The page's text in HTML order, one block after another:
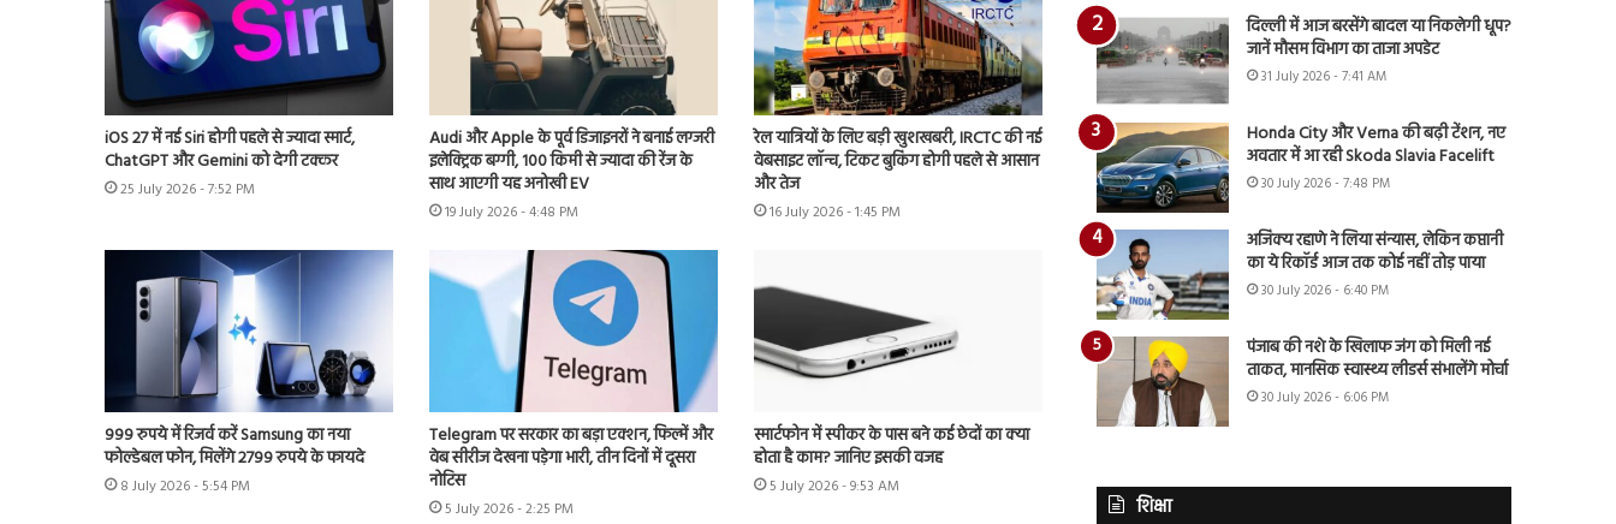
iOS 27 में नई Siri होगी पहले से ज्यादा स्मार्ट,
ChatGPT और Gemini को देगी टक्कर
25 July 2026 - 7:52 PM
Audi और Apple के पूर्व डिजाइनरों ने बनाई लग्जरी
इलेक्ट्रिक बग्गी, 100 किमी से ज्यादा की रेंज के
साथ आएगी यह अनोखी EV
19 July 2026 - 4:48 PM
रेल यात्रियों के लिए बड़ी खुशखबरी, IRCTC की नई
वेबसाइट लॉन्च, टिकट बुकिंग होगी पहले से आसान
और तेज
16 July 2026 - 1:45 PM
999 रुपये में रिजर्व करें Samsung का नया
फोल्डेबल फोन, मिलेंगे 2799 रुपये के फायदे
8 July 2026 - 5:54 PM
Telegram पर सरकार का बड़ा एक्शन, फिल्में और
वेब सीरीज देखना पड़ेगा भारी, तीन दिनों में दूसरा
नोटिस
5 July 2026 - 2:25 PM
स्मार्टफोन में स्पीकर के पास बने कई छेदों का क्या
होता है काम? जानिए इसकी वजह
5 July 2026 - 9:53 AM
दिल्ली में आज बरसेंगे बादल या निकलेगी धूप?
जानें मौसम विभाग का ताजा अपडेट
31 July 2026 - 7:41 AM
Honda City और Verna की बढ़ी टेंशन, नए
अवतार में आ रही Skoda Slavia Facelift
30 July 2026 - 7:48 PM
अजिंक्य रहाणे ने लिया संन्यास, लेकिन कप्तानी
का ये रिकॉर्ड आज तक कोई नहीं तोड़ पाया
30 July 2026 - 6:40 PM
पंजाब की नशे के खिलाफ जंग को मिली नई
ताकत, मानसिक स्वास्थ्य लीडर्स संभालेंगे मोर्चा
30 July 2026 - 6:06 PM
शिक्षा